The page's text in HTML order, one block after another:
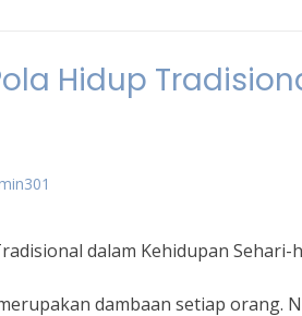
Hidup
dalam Kehidupan Sehari-
dambaan setiap orang.